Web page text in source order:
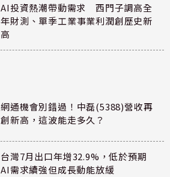
AI投資熱潮帶動需求 西門子調高全
年財測、單季工業事業利潤創歷史新
高
網通機會別錯過！中磊(5388)營收再
創新高，這波能走多久？
台灣7月出口年增32.9%，低於預期
AI需求續強但成長動能放緩